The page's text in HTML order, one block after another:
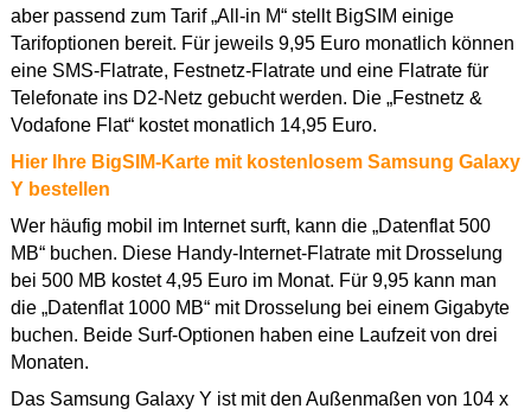
aber passend zum Tarif „All-in M“ stellt BigSIM einige
Tarifoptionen bereit. Für jeweils 9,95 Euro monatlich können
eine SMS-Flatrate, Festnetz-Flatrate und eine Flatrate für
Telefonate ins D2-Netz gebucht werden. Die „Festnetz &
Vodafone Flat“ kostet monatlich 14,95 Euro.
Hier Ihre BigSIM-Karte mit kostenlosem Samsung Galaxy
Y bestellen
Wer häufig mobil im Internet surft, kann die „Datenflat 500
MB“ buchen. Diese Handy-Internet-Flatrate mit Drosselung
bei 500 MB kostet 4,95 Euro im Monat. Für 9,95 kann man
die „Datenflat 1000 MB“ mit Drosselung bei einem Gigabyte
buchen. Beide Surf-Optionen haben eine Laufzeit von drei
Monaten.
Das Samsung Galaxy Y ist mit den Außenmaßen von 104 x